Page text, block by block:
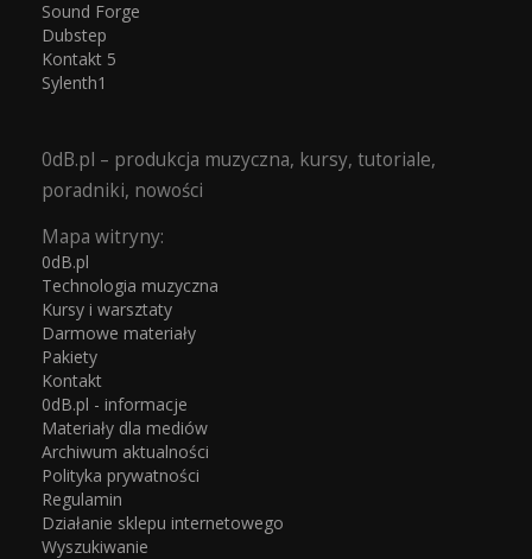
Sound Forge
Dubstep
Kontakt 5
Sylenth1
0dB.pl – produkcja muzyczna, kursy, tutoriale,
poradniki, nowości
Mapa witryny:
0dB.pl
Technologia muzyczna
Kursy i warsztaty
Darmowe materiały
Pakiety
Kontakt
0dB.pl - informacje
Materiały dla mediów
Archiwum aktualności
Polityka prywatności
Regulamin
Działanie sklepu internetowego
Wyszukiwanie